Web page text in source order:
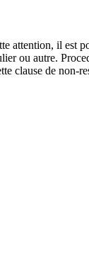
attention, il est
ou autre.
clause de non-